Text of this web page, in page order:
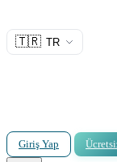
🇹🇷 TR
Giriş Yap